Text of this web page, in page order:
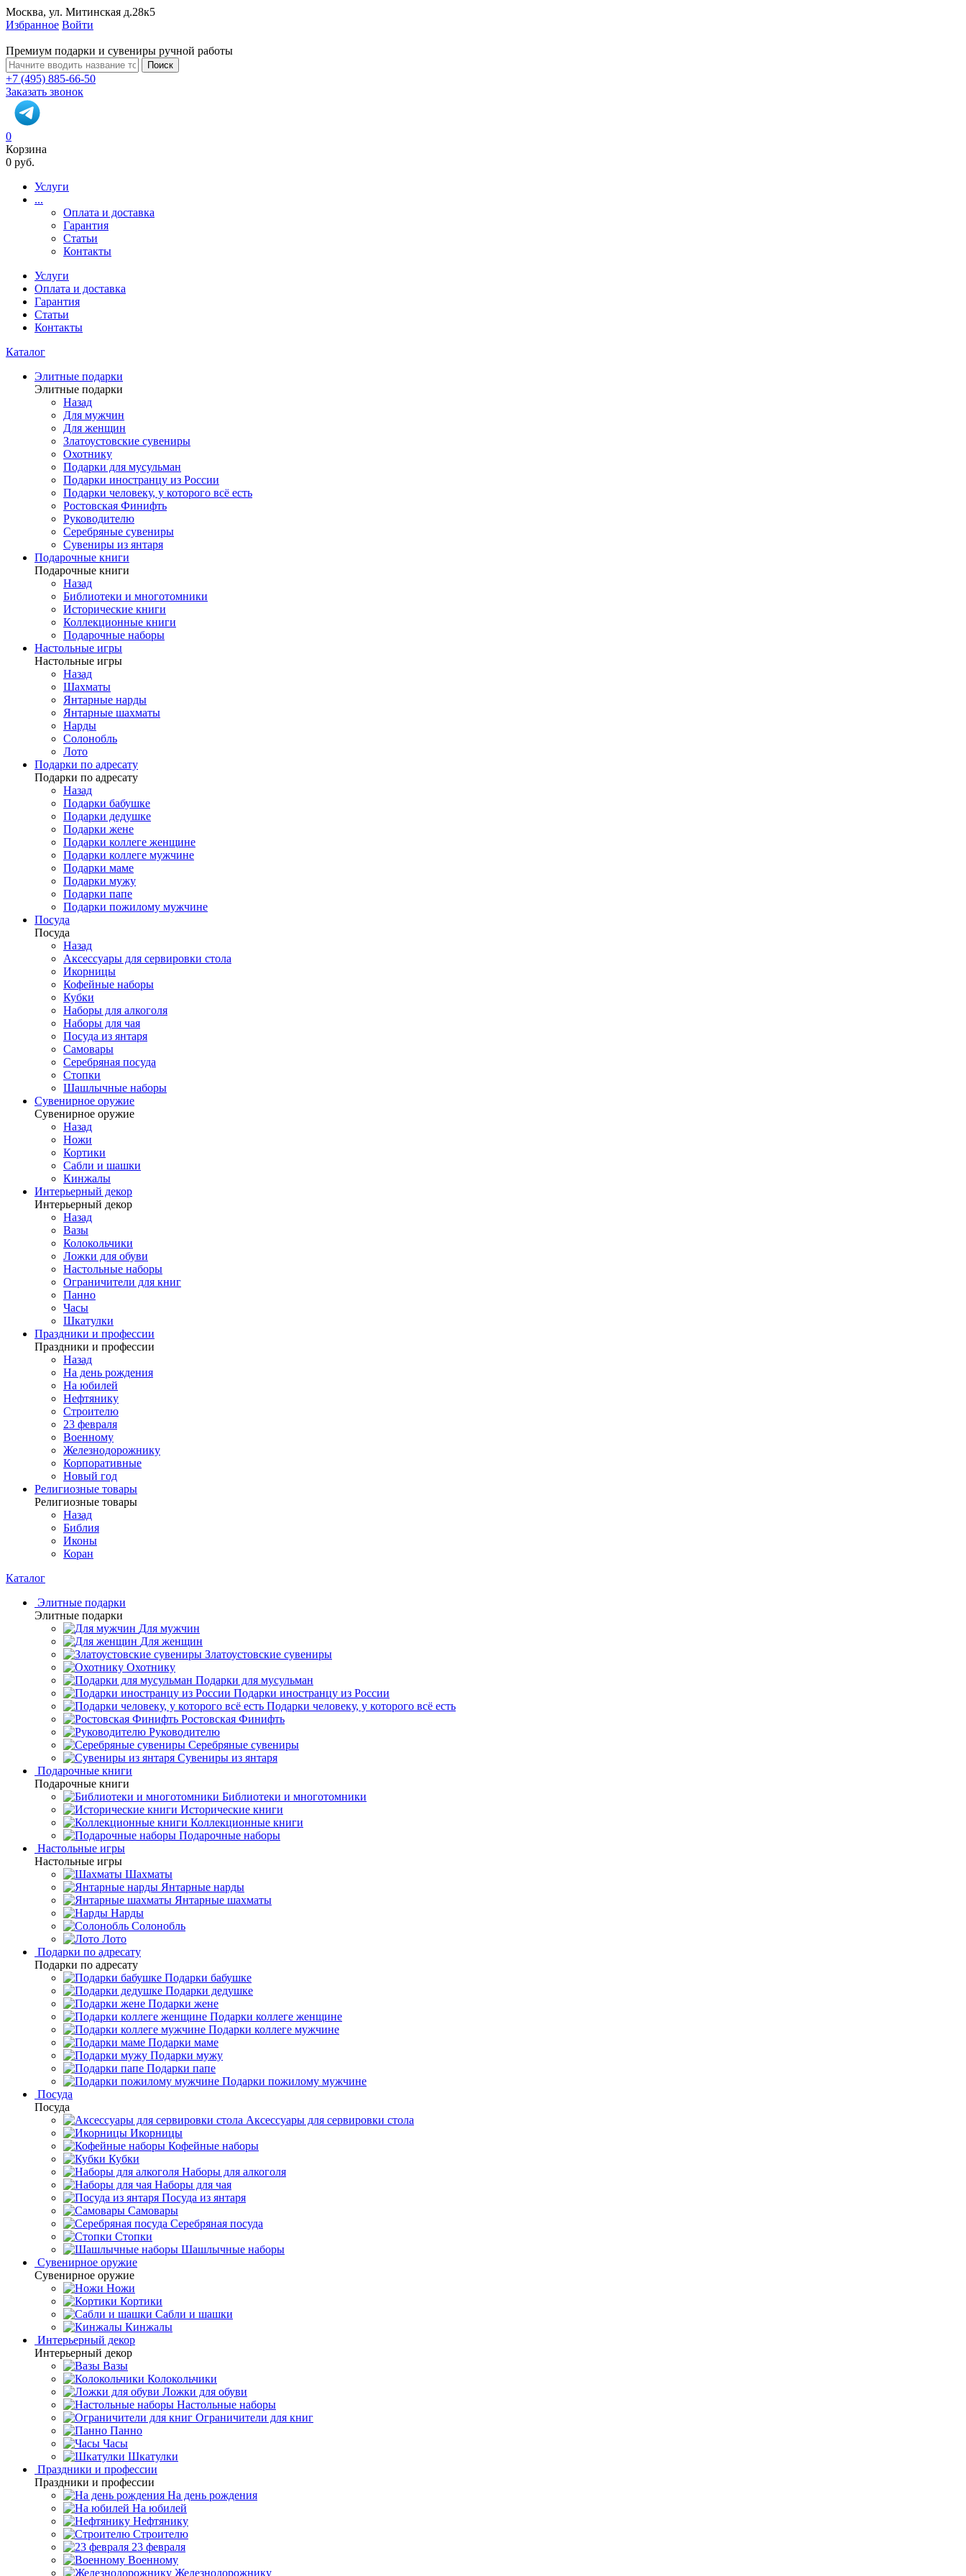
Москва, ул. Митинская д.28к5
Избранное Войти
Премиум подарки и сувениры ручной работы
Поиск
+7 (495) 885-66-50
Заказать звонок
0
Корзина
0 руб.
Услуги
...
Оплата и доставка
Гарантия
Статьи
Контакты
Услуги
Оплата и доставка
Гарантия
Статьи
Контакты
Каталог
Элитные подарки
Элитные подарки
Назад
Для мужчин
Для женщин
Златоустовские сувениры
Охотнику
Подарки для мусульман
Подарки иностранцу из России
Подарки человеку, у которого всё есть
Ростовская Финифть
Руководителю
Серебряные сувениры
Сувениры из янтаря
Подарочные книги
Подарочные книги
Назад
Библиотеки и многотомники
Исторические книги
Коллекционные книги
Подарочные наборы
Настольные игры
Настольные игры
Назад
Шахматы
Янтарные нарды
Янтарные шахматы
Нарды
Солонобль
Лото
Подарки по адресату
Подарки по адресату
Назад
Подарки бабушке
Подарки дедушке
Подарки жене
Подарки коллеге женщине
Подарки коллеге мужчине
Подарки маме
Подарки мужу
Подарки папе
Подарки пожилому мужчине
Посуда
Посуда
Назад
Аксессуары для сервировки стола
Икорницы
Кофейные наборы
Кубки
Наборы для алкоголя
Наборы для чая
Посуда из янтаря
Самовары
Серебряная посуда
Стопки
Шашлычные наборы
Сувенирное оружие
Сувенирное оружие
Назад
Ножи
Кортики
Сабли и шашки
Кинжалы
Интерьерный декор
Интерьерный декор
Назад
Вазы
Колокольчики
Ложки для обуви
Настольные наборы
Ограничители для книг
Панно
Часы
Шкатулки
Праздники и профессии
Праздники и профессии
Назад
На день рождения
На юбилей
Нефтянику
Строителю
23 февраля
Военному
Железнодорожнику
Корпоративные
Новый год
Религиозные товары
Религиозные товары
Назад
Библия
Иконы
Коран
Каталог
Элитные подарки
Элитные подарки
Для мужчин
Для женщин
Златоустовские сувениры
Охотнику
Подарки для мусульман
Подарки иностранцу из России
Подарки человеку, у которого всё есть
Ростовская Финифть
Руководителю
Серебряные сувениры
Сувениры из янтаря
Подарочные книги
Подарочные книги
Библиотеки и многотомники
Исторические книги
Коллекционные книги
Подарочные наборы
Настольные игры
Настольные игры
Шахматы
Янтарные нарды
Янтарные шахматы
Нарды
Солонобль
Лото
Подарки по адресату
Подарки по адресату
Подарки бабушке
Подарки дедушке
Подарки жене
Подарки коллеге женщине
Подарки коллеге мужчине
Подарки маме
Подарки мужу
Подарки папе
Подарки пожилому мужчине
Посуда
Посуда
Аксессуары для сервировки стола
Икорницы
Кофейные наборы
Кубки
Наборы для алкоголя
Наборы для чая
Посуда из янтаря
Самовары
Серебряная посуда
Стопки
Шашлычные наборы
Сувенирное оружие
Сувенирное оружие
Ножи
Кортики
Сабли и шашки
Кинжалы
Интерьерный декор
Интерьерный декор
Вазы
Колокольчики
Ложки для обуви
Настольные наборы
Ограничители для книг
Панно
Часы
Шкатулки
Праздники и профессии
Праздники и профессии
На день рождения
На юбилей
Нефтянику
Строителю
23 февраля
Военному
Железнодорожнику